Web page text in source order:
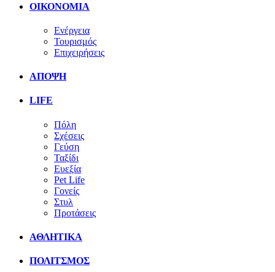
ΟΙΚΟΝΟΜΙΑ
Ενέργεια
Τουρισμός
Επιχειρήσεις
ΑΠΟΨΗ
LIFE
Πόλη
Σχέσεις
Γεύση
Ταξίδι
Ευεξία
Pet Life
Γονείς
Στυλ
Προτάσεις
ΑΘΛΗΤΙΚΑ
ΠΟΛΙΤΣΜΟΣ